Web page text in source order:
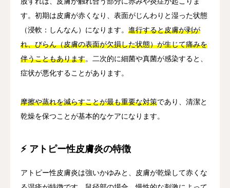
す。初期は皮膚が赤くなり、表面がじんわりと湿った状態
（浸軟：しんなん）になります。 進行すると皮膚が剥が
れ、びらん（皮膚の表面が欠損した状態）が生じて痛みを
伴うこともあります。二次的に細菌や真菌が感染すると、
症状が悪化することがあります。
摩擦や蒸れを減らすことが最も重要な対策であり、清潔と
乾燥を保つことが基本的なケアになります。
⚡ アトピー性皮膚炎の特徴
アトピー性皮膚炎は強いかゆみと、皮膚が乾燥して赤くな